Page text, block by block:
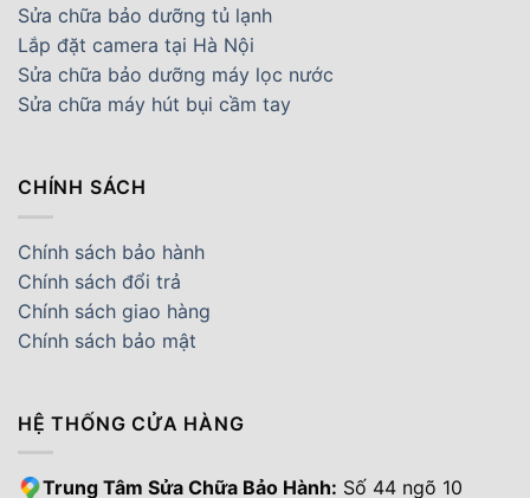
Sửa chữa bảo dưỡng tủ lạnh
Lắp đặt camera tại Hà Nội
Sửa chữa bảo dưỡng máy lọc nước
Sửa chữa máy hút bụi cầm tay
CHÍNH SÁCH
Chính sách bảo hành
Chính sách đổi trả
Chính sách giao hàng
Chính sách bảo mật
HỆ THỐNG CỬA HÀNG
Trung Tâm Sửa Chữa Bảo Hành: Số 44 ngõ 10